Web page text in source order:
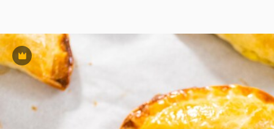
Premium